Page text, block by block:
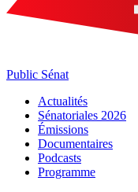
Public Sénat
Actualités
Sénatoriales 2026
Émissions
Documentaires
Podcasts
Programme